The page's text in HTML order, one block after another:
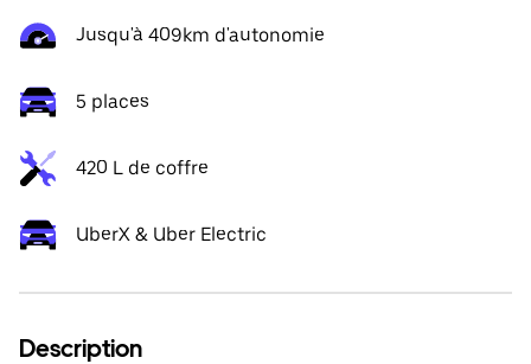
Jusqu'à 409km d'autonomie
5 places
420 L de coffre
UberX & Uber Electric
Description